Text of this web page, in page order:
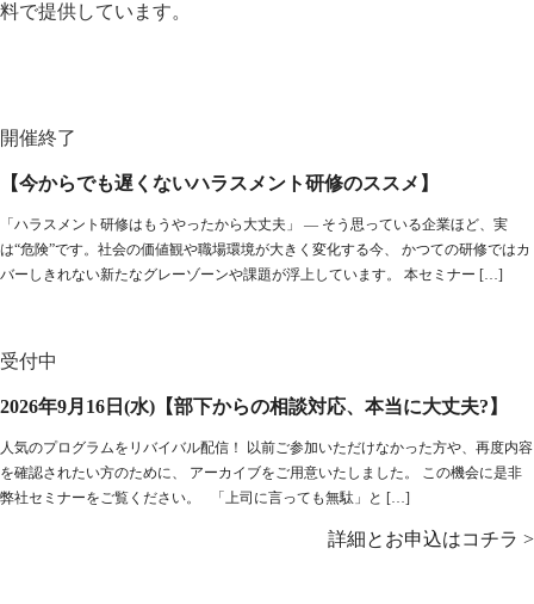
料で提供しています。
開催終了
【今からでも遅くないハラスメント研修のススメ】
「ハラスメント研修はもうやったから大丈夫」 ― そう思っている企業ほど、実
は“危険”です。社会の価値観や職場環境が大きく変化する今、 かつての研修ではカ
バーしきれない新たなグレーゾーンや課題が浮上しています。 本セミナー […]
受付中
2026年9月16日(水)【部下からの相談対応、本当に大丈夫?】
人気のプログラムをリバイバル配信！ 以前ご参加いただけなかった方や、再度内容
を確認されたい方のために、 アーカイブをご用意いたしました。 この機会に是非
弊社セミナーをご覧ください。 「上司に言っても無駄」と […]
詳細とお申込はコチラ >